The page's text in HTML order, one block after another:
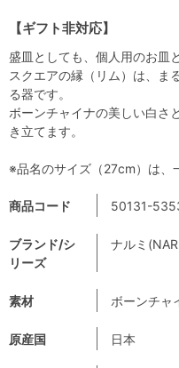
【ギフト非対応】
商品コード 50131-
ブランド/シ
リーズ
ナルミ
素材 ボーンチャ
原産国 日本
盛皿としても、個人用のお皿
スクエアの縁（リム）は、ま
る器です。
ボーンチャイナの美しい白さ
き立てます。
※品名のサイズ（27cm）は、